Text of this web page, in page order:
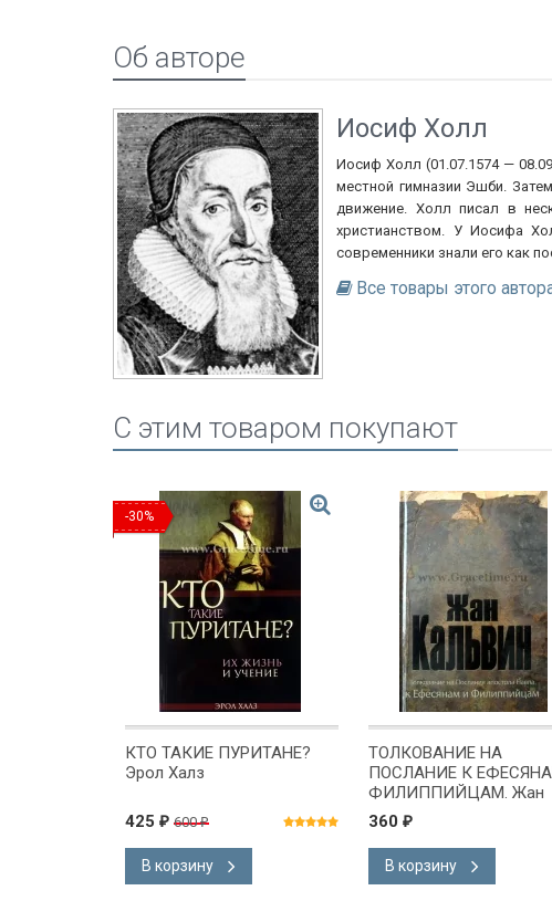
Об авторе
Иосиф Холл
Иосиф Холл (01.07.1574 —
местной гимназии Эшби.
движение. Холл писал в
христианством. У Иосифа
современники знали его как
Все товары этого
C этим товаром покупают
-30%
КТО ТАКИЕ ПУРИТАНЕ?
Эрол Халз
425 ₽ 600₽
В корзину
ТОЛКОВАНИЕ НА
ПОСЛАНИЕ К
ФИЛИППИЙЦАМ. Жан
Кальвин
360 ₽
В корзину